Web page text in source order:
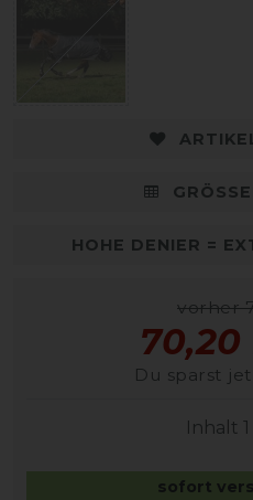
HOHE DENIER =
vorher
70,20
Du sparst
Inhalt 1
sofort